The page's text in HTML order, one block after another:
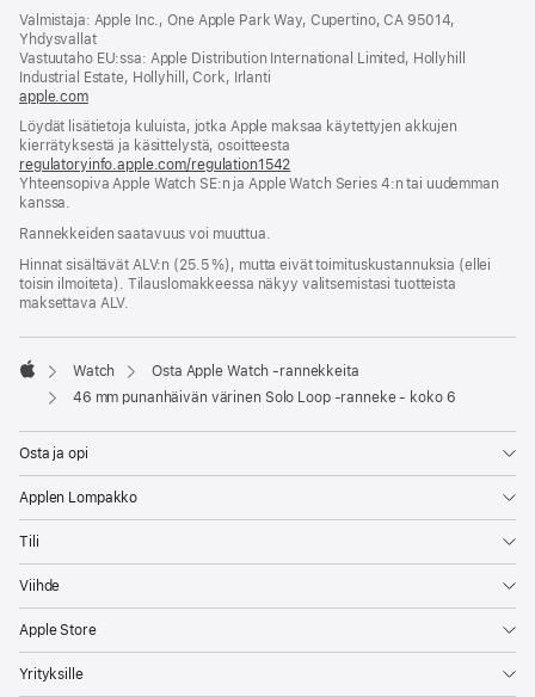
ikkunaan)
Valmistaja: Apple Inc., One Apple Park Way, Cupertino, CA 95014,
Yhdysvallat
Vastuutaho EU:ssa: Apple Distribution International Limited, Hollyhill
Industrial Estate, Hollyhill, Cork, Irlanti
apple.com(avautuu
uuteen
ikkunaan)
Löydät lisätietoja kuluista, jotka Apple maksaa käytettyjen akkujen
kierrätyksestä ja käsittelystä, osoitteesta
regulatoryinfo.apple.com/regulation1542
uuteen
Yhteensopiva Apple Watch SE:n ja Apple Watch Series 4:n tai uudemman
kanssa.
Rannekkeiden saatavuus voi muuttua.
Hinnat sisältävät ALV:n (25.5 %), mutta eivät toimitus­kustannuksia (ellei
toisin ilmoiteta). Tilauslomakkeessa näkyy valitsemistasi tuotteista
maksettava ALV.
Apple
Watch
Osta Apple Watch ‑rannekkeita
46 mm punanhäivän värinen Solo Loop ‑ranneke - koko 6
Osta ja opi
Applen Lompakko
Tili
Viihde
Apple Store
Yrityksille